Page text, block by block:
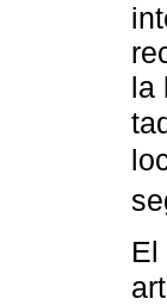
la
El